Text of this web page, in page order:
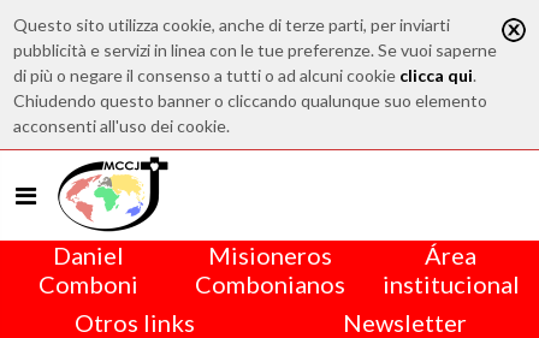
Questo sito utilizza cookie, anche di terze parti, per inviarti
pubblicità e servizi in linea con le tue preferenze. Se vuoi saperne
di più o negare il consenso a tutti o ad alcuni cookie clicca qui.
Chiudendo questo banner o cliccando qualunque suo elemento
acconsenti all'uso dei cookie.
Daniel
Comboni
Misioneros
Combonianos
Área
institucional
Otros links
Newsletter